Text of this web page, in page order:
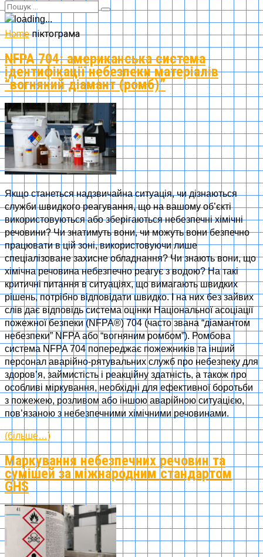
Home піктограма
NFPA 704: американська система
ідентифікації небезпеки матеріалів
“вогняний діамант (ромб)”
Якщо станеться надзвичайна ситуація, чи дізнаються
служби швидкого реагування, що на вашому об’єкті
використовуються або зберігаються небезпечні хімічні
речовини? Чи знатимуть вони, чи можуть вони безпечно
працювати в цій зоні, використовуючи лише
спеціалізоване захисне обладнання? Чи знають вони, що
хімічна речовина небезпечно реагує з водою? На такі
критичні питання в ситуаціях, що вимагають швидких
рішень, потрібно відповідати швидко. І на них без зайвих
слів дає відповідь система оцінки Національної асоціації
пожежної безпеки (NFPA®) 704 (часто звана “діамантом
небезпеки” NFPA або “вогняним ромбом”). Ромбова
система NFPA 704 попереджає пожежників та інший
персонал аварійно-рятувальних служб про небезпеку для
здоров’я, займистість і реакційну здатність, а також про
особливі міркування, необхідні для ефективної боротьби
з пожежею, розливом або іншою аварійною ситуацією,
пов’язаною з небезпечними хімічними речовинами.
(більше…)
Маркування небезпечних речовин та
сумішей за міжнародним стандартом
GHS